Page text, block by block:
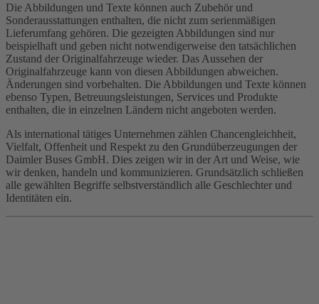
Die Abbildungen und Texte können auch Zubehör und
Sonderausstattungen enthalten, die nicht zum serienmäßigen
Lieferumfang gehören. Die gezeigten Abbildungen sind nur
beispielhaft und geben nicht notwendigerweise den tatsächlichen
Zustand der Originalfahrzeuge wieder. Das Aussehen der
Originalfahrzeuge kann von diesen Abbildungen abweichen.
Änderungen sind vorbehalten. Die Abbildungen und Texte können
ebenso Typen, Betreuungsleistungen, Services und Produkte
enthalten, die in einzelnen Ländern nicht angeboten werden.
Als international tätiges Unternehmen zählen Chancengleichheit,
Vielfalt, Offenheit und Respekt zu den Grundüberzeugungen der
Daimler Buses GmbH. Dies zeigen wir in der Art und Weise, wie
wir denken, handeln und kommunizieren. Grundsätzlich schließen
alle gewählten Begriffe selbstverständlich alle Geschlechter und
Identitäten ein.